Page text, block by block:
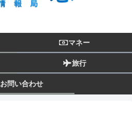
マネー
旅行
お問い合わせ